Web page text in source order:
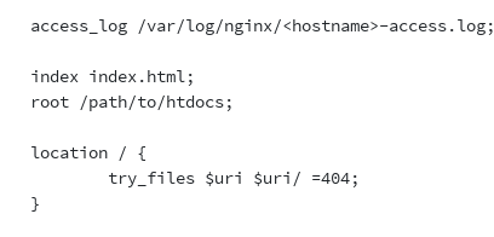
access_log /var/log/nginx/<hostname>-access.log;
index index.html;
root /path/to/htdocs;
location / {
try_files $uri $uri/ =404;
}